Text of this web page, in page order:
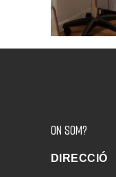
ON SOM?
DIRECCIÓ